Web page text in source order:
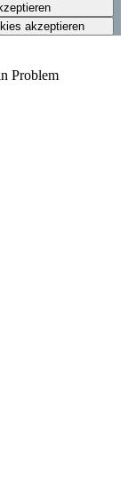
akzeptieren
Problem